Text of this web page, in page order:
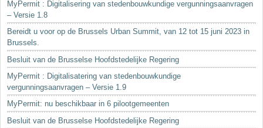
MyPermit : Digitalisering van stedenbouwkundige vergunningsaanvragen
– Versie 1.8
Bereidt u voor op de Brussels Urban Summit, van 12 tot 15 juni 2023 in
Brussels.
Besluit van de Brusselse Hoofdstedelijke Regering
MyPermit : Digitalisatering van stedenbouwkundige
vergunningsaanvragen – Versie 1.9
MyPermit: nu beschikbaar in 6 pilootgemeenten
Besluit van de Brusselse Hoofdstedelijke Regering